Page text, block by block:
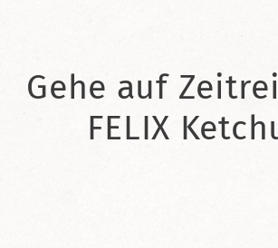
Gehe auf
FELIX